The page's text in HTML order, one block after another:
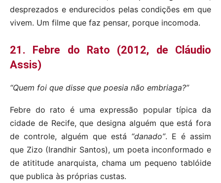
desprezados e endurecidos pelas condições em que
vivem. Um filme que faz pensar, porque incomoda.
21. Febre do Rato (2012, de Cláudio
Assis)
“Quem foi que disse que poesia não embriaga?”
Febre do rato é uma expressão popular típica da
cidade de Recife, que designa alguém que está fora
de controle, alguém que está “danado”. E é assim
que Zizo (Irandhir Santos), um poeta inconformado e
de atititude anarquista, chama um pequeno tablóide
que publica às próprias custas.